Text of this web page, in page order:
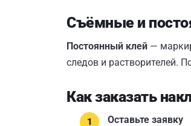
Съёмные и
Постоянный клей —
следов и растворителей.
Как заказать
Оставьте заявку